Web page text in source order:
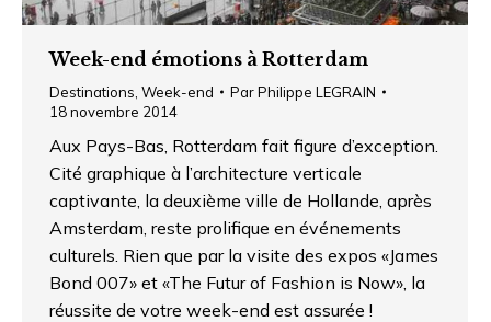
Week-end émotions à Rotterdam
Destinations Week-end ParPhilippe LEGRAIN
18 novembre 2014
Aux Pays-Bas, Rotterdam fait figure d’exception.
Cité graphique à l’architecture verticale
captivante, la deuxième ville de Hollande, après
Amsterdam, reste prolifique en événements
culturels. Rien que par la visite des expos «James
Bond 007» et «The Futur of Fashion is Now», la
réussite de votre week-end est assurée !